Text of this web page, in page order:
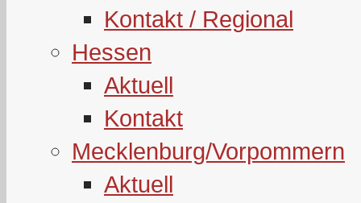
Kontakt / Regional
Hessen
Aktuell
Kontakt
Mecklenburg/Vorpommern
Aktuell